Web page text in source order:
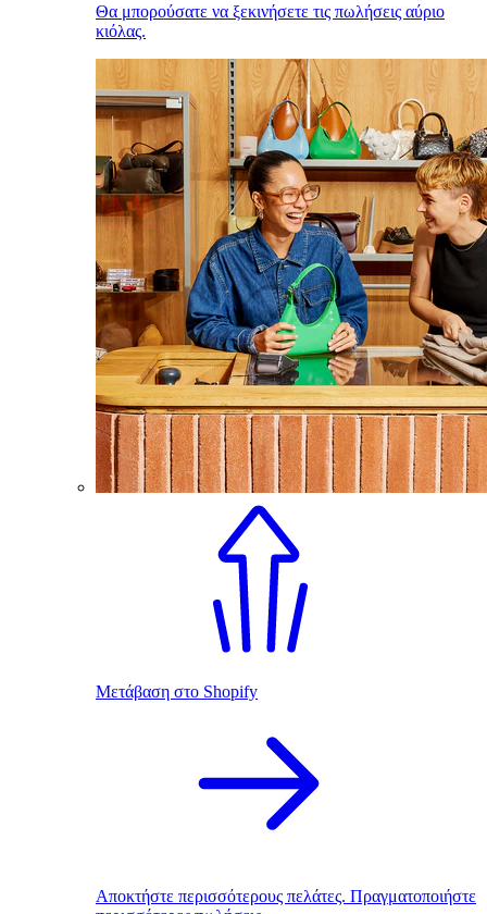
Θα μπορούσατε να ξεκινήσετε τις πωλήσεις αύριο
κιόλας.
Μετάβαση στο Shopify
Αποκτήστε περισσότερους πελάτες. Πραγματοποιήστε